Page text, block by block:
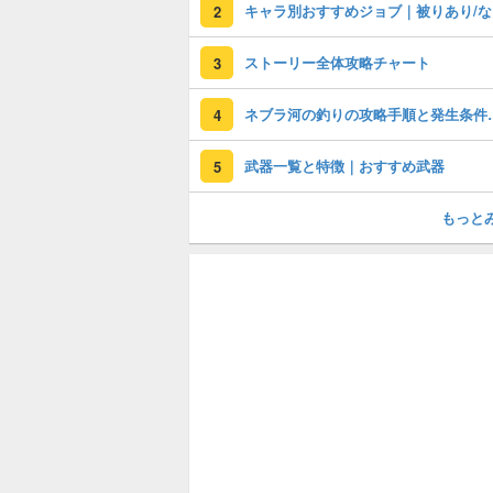
2
3 ストーリー全体攻略チャート
4 ネブラ河
5 武器一覧と特徴｜おすすめ武器
もっと